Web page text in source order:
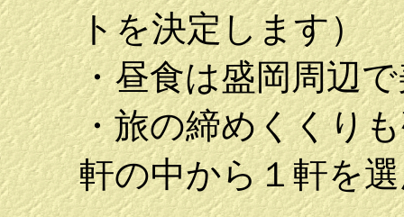
トを決定します）
・昼食は盛岡周辺
・旅の締めくくり
軒の中から１軒を